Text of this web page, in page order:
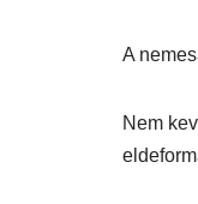
A
Nem